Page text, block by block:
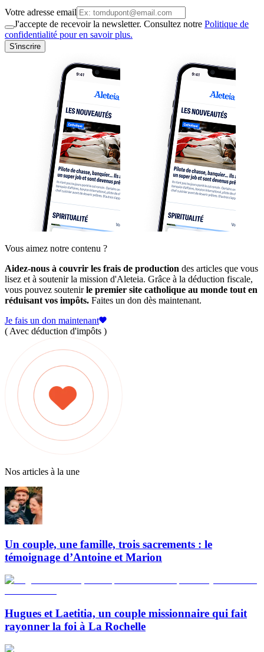
Votre adresse email
J'accepte de recevoir la newsletter. Consultez notre Politique de
confidentialité pour en savoir plus.
S'inscrire
Vous aimez notre contenu ?
Aidez-nous à couvrir les frais de production des articles que vous
lisez et à soutenir la mission d'Aleteia. Grâce à la déduction fiscale,
vous pouvez soutenirle premier site catholique au monde tout en
réduisant vos impôts. Faites un don dès maintenant.
Je fais un don maintenant
( Avec déduction d'impôts )
Nos articles à la une
Un couple, une famille, trois sacrements : le
témoignage d’Antoine et Marion
Hugues et Laetitia, un couple missionnaire qui fait
rayonner la foi à La Rochelle